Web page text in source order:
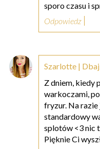
sporo czasu i
Odpowiedz
Szarlotte | Dbaj
Z dniem, kiedy
warkoczami,
fryzur. Na razie
standardowy
splotów <3 nic
Pięknie Ci